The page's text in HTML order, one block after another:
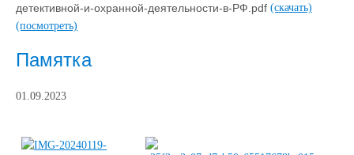
детективной-и-охранной-деятельности-в-РФ.pdf (скачать)
(посмотреть)
Памятка
01.09.2023